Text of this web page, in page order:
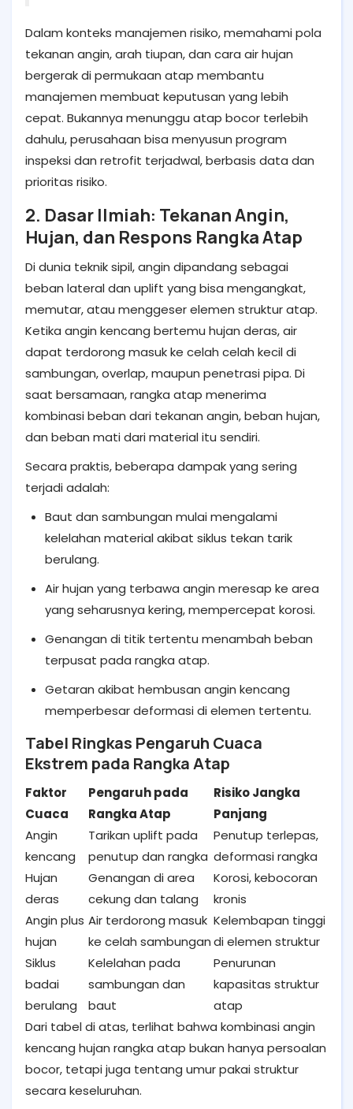
Dalam konteks manajemen risiko, memahami pola
tekanan angin, arah tiupan, dan cara air hujan
bergerak di permukaan atap membantu
manajemen membuat keputusan yang lebih
cepat. Bukannya menunggu atap bocor terlebih
dahulu, perusahaan bisa menyusun program
inspeksi dan retrofit terjadwal, berbasis data dan
prioritas risiko.
2. Dasar Ilmiah: Tekanan Angin,
Hujan, dan Respons Rangka Atap
Di dunia teknik sipil, angin dipandang sebagai
beban lateral dan uplift yang bisa mengangkat,
memutar, atau menggeser elemen struktur atap.
Ketika angin kencang bertemu hujan deras, air
dapat terdorong masuk ke celah celah kecil di
sambungan, overlap, maupun penetrasi pipa. Di
saat bersamaan, rangka atap menerima
kombinasi beban dari tekanan angin, beban hujan,
dan beban mati dari material itu sendiri.
Secara praktis, beberapa dampak yang sering
terjadi adalah:
Baut dan sambungan mulai mengalami
kelelahan material akibat siklus tekan tarik
berulang.
Air hujan yang terbawa angin meresap ke area
yang seharusnya kering, mempercepat korosi.
Genangan di titik tertentu menambah beban
terpusat pada rangka atap.
Getaran akibat hembusan angin kencang
memperbesar deformasi di elemen tertentu.
Tabel Ringkas Pengaruh Cuaca
Ekstrem pada Rangka Atap
Faktor
Cuaca
Pengaruh pada
Rangka Atap
Risiko Jangka
Panjang
Angin
kencang
Tarikan uplift pada
penutup dan rangka
Penutup terlepas,
deformasi rangka
Hujan
deras
Genangan di area
cekung dan talang
Korosi, kebocoran
kronis
Angin plus
hujan
Air terdorong masuk
ke celah sambungan
Kelembapan tinggi
di elemen struktur
Siklus
badai
berulang
Kelelahan pada
sambungan dan
baut
Penurunan
kapasitas struktur
atap
Dari tabel di atas, terlihat bahwa kombinasi angin
kencang hujan rangka atap bukan hanya persoalan
bocor, tetapi juga tentang umur pakai struktur
secara keseluruhan.